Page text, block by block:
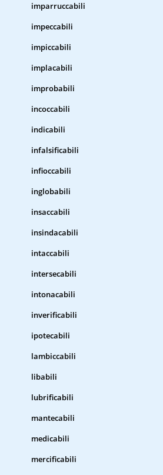
imparruccabili
impeccabili
impiccabili
implacabili
improbabili
incoccabili
indicabili
infalsificabili
infioccabili
inglobabili
insaccabili
insindacabili
intaccabili
intersecabili
intonacabili
inverificabili
ipotecabili
lambiccabili
libabili
lubrificabili
mantecabili
medicabili
mercificabili